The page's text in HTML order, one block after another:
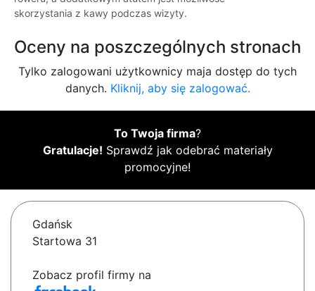
skorzystania z kawy podczas wizyty.
Oceny na poszczególnych stronach
Tylko zalogowani użytkownicy maja dostęp do tych
danych. Kliknij, aby się zalogować.
To Twoja firma?
Gratulacje! Sprawdź jak odebrać materiały
promocyjne!
Gdańsk
Startowa 31
Zobacz profil firmy na